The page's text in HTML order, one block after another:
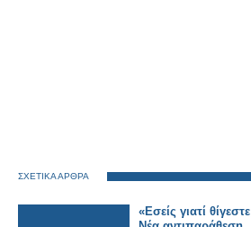
ΣΧΕΤΙΚΑ ΑΡΘΡΑ
«Εσείς γιατί